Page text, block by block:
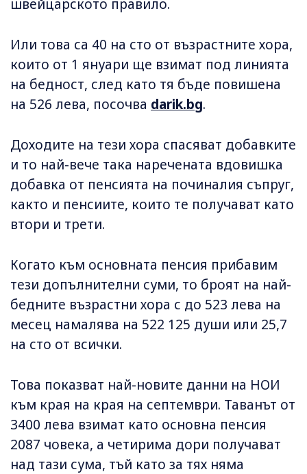
швейцарското правило.
Или това са 40 на сто от възрастните хора,
които от 1 януари ще взимат под линията
на бедност, след като тя бъде повишена
на 526 лева, посочва darik.bg.
Доходите на тези хора спасяват добавките
и то най-вече така наречената вдовишка
добавка от пенсията на починалия съпруг,
както и пенсиите, които те получават като
втори и трети.
Когато към основната пенсия прибавим
тези допълнителни суми, то броят на най-
бедните възрастни хора с до 523 лева на
месец намалява на 522 125 души или 25,7
на сто от всички.
Това показват най-новите данни на НОИ
към края на края на септември. Таванът от
3400 лева взимат като основна пенсия
2087 човека, а четирима дори получават
над тази сума, тъй като за тях няма